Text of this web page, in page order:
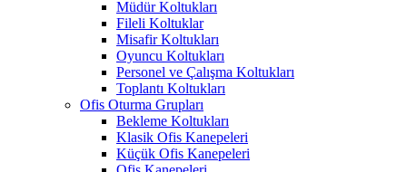
Müdür Koltukları
Fileli Koltuklar
Misafir Koltukları
Oyuncu Koltukları
Personel ve Çalışma Koltukları
Toplantı Koltukları
Ofis Oturma Grupları
Bekleme Koltukları
Klasik Ofis Kanepeleri
Küçük Ofis Kanepeleri